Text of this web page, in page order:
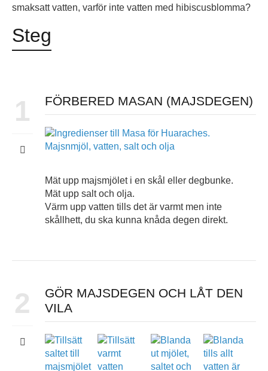
smaksatt vatten, varför inte vatten med hibiscusblomma?
Steg
1 FÖRBERED MASAN (MAJSDEGEN)
Mät upp majsmjölet i en skål eller degbunke.
Mät upp salt och olja.
Värm upp vatten tills det är varmt men inte
skållhett, du ska kunna knåda degen direkt.
2
GÖR MAJSDEGEN OCH LÅT DEN
VILA